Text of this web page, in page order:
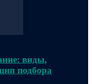
виды,
подбора